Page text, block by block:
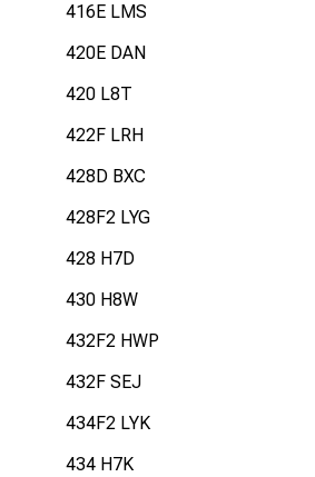
416E LMS
420E DAN
420 L8T
422F LRH
428D BXC
428F2 LYG
428 H7D
430 H8W
432F2 HWP
432F SEJ
434F2 LYK
434 H7K